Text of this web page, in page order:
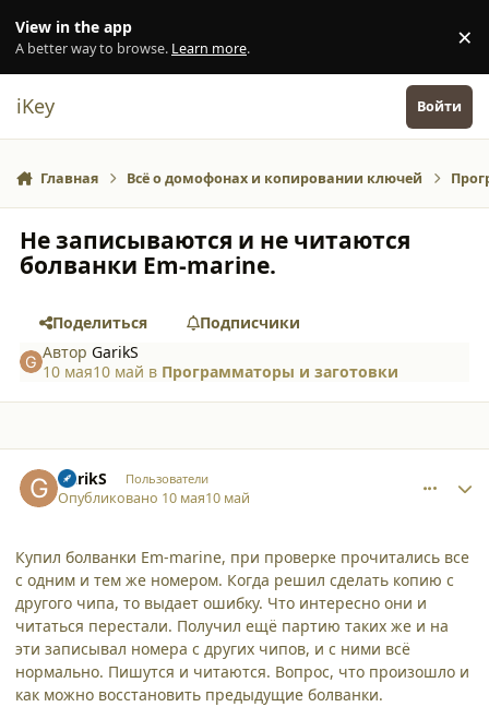
View in the app
A better way to browse. Learn more. ×
iKey Войти
Главная Всё о домофонах и копировании ключей
Не записываются и не читаются
болванки Em-marine.
Поделиться
Подписчики
АвторGarikS
10 мая10 май в Программаторы и заготовки
GarikS Пользователи
Опубликовано 10 мая10 май
Купил болванки Em-marine, при проверке прочитались все
с одним и тем же номером. Когда решил сделать копию с
другого чипа, то выдает ошибку. Что интересно они и
читаться перестали. Получил ещё партию таких же и на
эти записывал номера с других чипов, и с ними всё
нормально. Пишутся и читаются. Вопрос, что произошло и
как можно восстановить предыдущие болванки.